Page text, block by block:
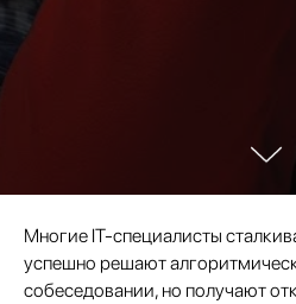
Многие IT-специалисты
успешно решают
собеседовании, но получают